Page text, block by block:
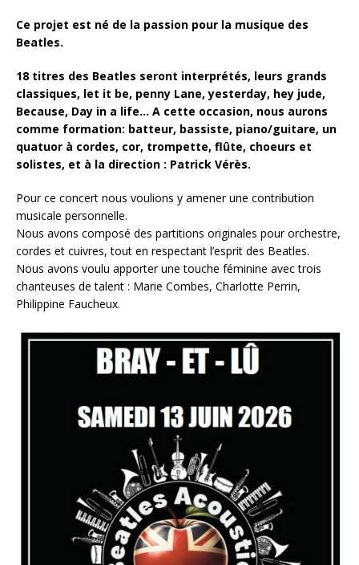
Ce projet est né de la passion pour la musique des
Beatles.
18 titres des Beatles seront interprétés, leurs grands
classiques, let it be, penny Lane, yesterday, hey jude,
Because, Day in a life… A cette occasion, nous aurons
comme formation: batteur, bassiste, piano/guitare, un
quatuor à cordes, cor, trompette, flûte, choeurs et
solistes, et à la direction : Patrick Vérès.
Pour ce concert nous voulions y amener une contribution
musicale personnelle.
Nous avons composé des partitions originales pour orchestre,
cordes et cuivres, tout en respectant l’esprit des Beatles.
Nous avons voulu apporter une touche féminine avec trois
chanteuses de talent : Marie Combes, Charlotte Perrin,
Philippine Faucheux.